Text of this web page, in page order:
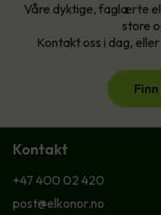
Våre dyktige, faglærte
store
Kontakt oss i dag,
Kontakt
+47 400 02 420
post@elkonor.no